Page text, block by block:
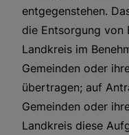
entgegenstehen.
die Entsorgung von
Landkreis im
Gemeinden oder
übertragen; auf
Gemeinden oder
Landkreis diese